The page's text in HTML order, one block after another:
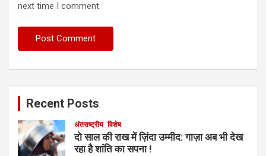
next time I comment.
Recent Posts
अंतराष्ट्रीय विशेष
दो साल की राख में ज़िंदा उम्मीद: गाज़ा अब भी देख
रहा है शांति का सपना !